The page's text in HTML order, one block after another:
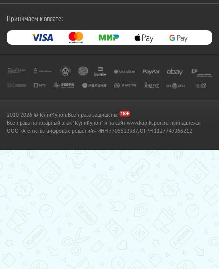
Принимаем к оплате:
2010-2026 © КупиКупон. Все права защищены.
Все права на товарный знак "КупиКупон" и на сайт www.kupikupon.ru принадлежат
OOO «Агентство цифровых решений» ИНН 7705523387, ОГРН 1127747063212